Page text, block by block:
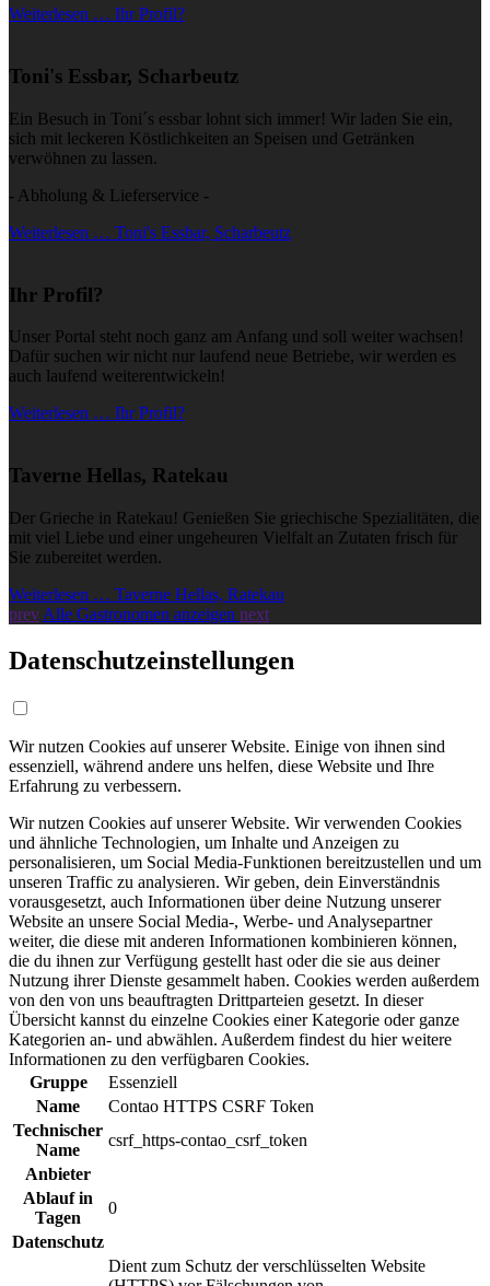
Weiterlesen … Ihr Profil?
Toni's Essbar, Scharbeutz
Ein Besuch in Toni´s essbar lohnt sich immer! Wir laden Sie ein,
sich mit leckeren Köstlichkeiten an Speisen und Getränken
verwöhnen zu lassen.
- Abholung & Lieferservice -
Weiterlesen … Toni's Essbar, Scharbeutz
Ihr Profil?
Unser Portal steht noch ganz am Anfang und soll weiter wachsen!
Dafür suchen wir nicht nur laufend neue Betriebe, wir werden es
auch laufend weiterentwickeln!
Weiterlesen … Ihr Profil?
Taverne Hellas, Ratekau
Der Grieche in Ratekau! Genießen Sie griechische Spezialitäten, die
mit viel Liebe und einer ungeheuren Vielfalt an Zutaten frisch für
Sie zubereitet werden.
Weiterlesen … Taverne Hellas, Ratekau
prev Alle Gastronomen anzeigen next
Datenschutzeinstellungen
Wir nutzen Cookies auf unserer Website. Einige von ihnen sind
essenziell, während andere uns helfen, diese Website und Ihre
Erfahrung zu verbessern.
Wir nutzen Cookies auf unserer Website. Wir verwenden Cookies
und ähnliche Technologien, um Inhalte und Anzeigen zu
personalisieren, um Social Media-Funktionen bereitzustellen und um
unseren Traffic zu analysieren. Wir geben, dein Einverständnis
vorausgesetzt, auch Informationen über deine Nutzung unserer
Website an unsere Social Media-, Werbe- und Analysepartner
weiter, die diese mit anderen Informationen kombinieren können,
die du ihnen zur Verfügung gestellt hast oder die sie aus deiner
Nutzung ihrer Dienste gesammelt haben. Cookies werden außerdem
von den von uns beauftragten Drittparteien gesetzt. In dieser
Übersicht kannst du einzelne Cookies einer Kategorie oder ganze
Kategorien an- und abwählen. Außerdem findest du hier weitere
Informationen zu den verfügbaren Cookies.
Gruppe
Essenziell
Name
Contao HTTPS CSRF Token
Technischer
Name
csrf_https-contao_csrf_token
Anbieter
Ablauf in
Tagen
0
Datenschutz
Dient zum Schutz der verschlüsselten Website